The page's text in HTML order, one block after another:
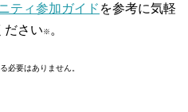
ティ参加ガイド を参考に気軽
ださい ※ 。
必要はありません。